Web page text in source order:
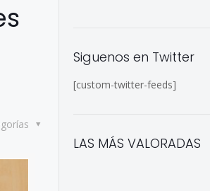
Siguenos en Twitter
[custom-twitter-feeds]
LAS MÁS VALORADAS